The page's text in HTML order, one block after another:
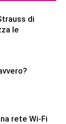
di
le
rete Wi-Fi